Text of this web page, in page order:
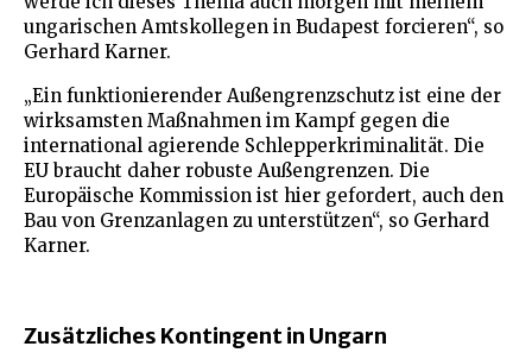
ungarischen Amtskollegen in Budapest forcieren“, so
Gerhard Karner.
„Ein funktionierender Außengrenzschutz ist eine der
wirksamsten Maßnahmen im Kampf gegen die
international agierende Schlepperkriminalität. Die
EU braucht daher robuste Außengrenzen. Die
Europäische Kommission ist hier gefordert, auch den
Bau von Grenzanlagen zu unterstützen“, so Gerhard
Karner.
Zusätzliches Kontingent in Ungarn